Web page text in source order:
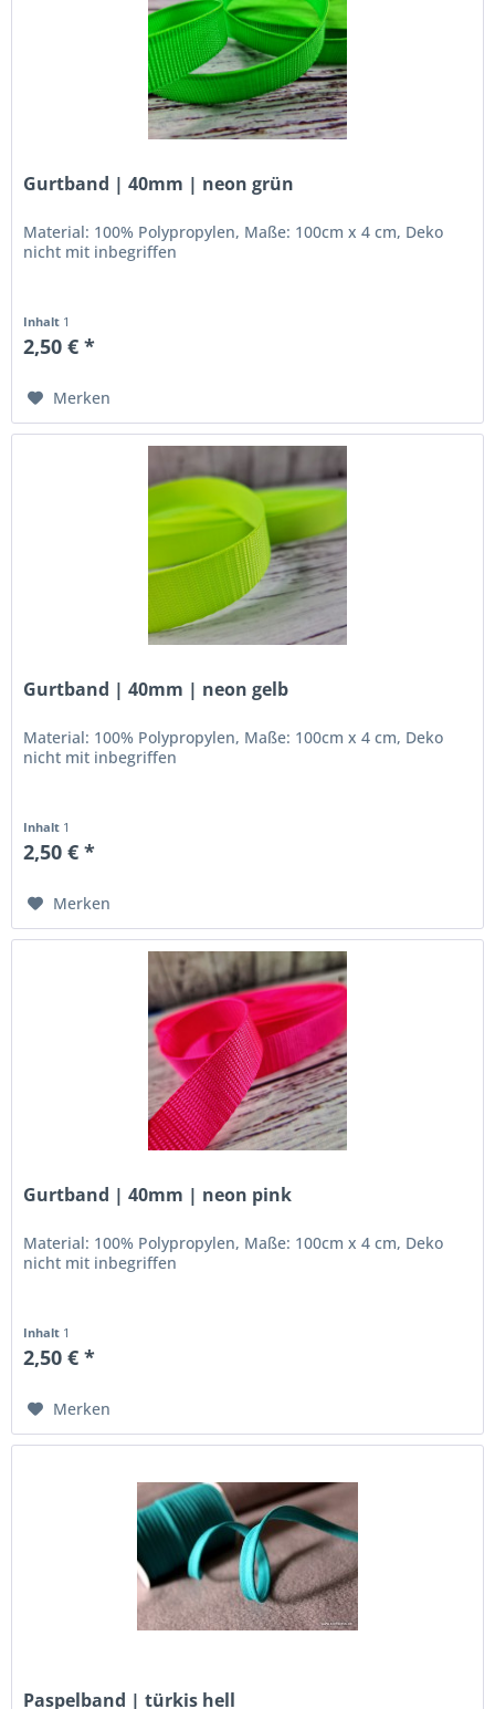
Gurtband | 40mm | neon grün
Material: 100% Polypropylen, Maße: 100cm x 4 cm, Deko
nicht mit inbegriffen
Inhalt 1
2,50 € *
Merken
Gurtband | 40mm | neon gelb
Material: 100% Polypropylen, Maße: 100cm x 4 cm, Deko
nicht mit inbegriffen
Inhalt 1
2,50 € *
Merken
Gurtband | 40mm | neon pink
Material: 100% Polypropylen, Maße: 100cm x 4 cm, Deko
nicht mit inbegriffen
Inhalt 1
2,50 € *
Merken
Paspelband | türkis hell